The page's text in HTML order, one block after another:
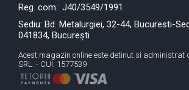
Reg. com.: J40/3549/1991
Sediu: Bd. Metalurgiei, 32-44, Bucuresti-
041834, București
Acest magazin online este detinut si administrat
SRL. - CUI: 1577539